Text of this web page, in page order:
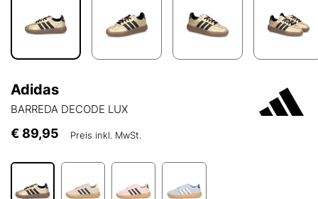
Adidas
BARREDA DECODE LUX
€ 89,95 Preis inkl. MwSt.